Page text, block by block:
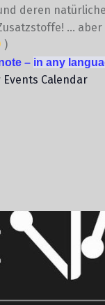
deren
…
)
– in any
Events Calendar